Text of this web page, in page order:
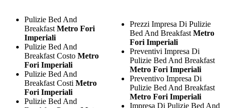
Pulizie Bed And
Breakfast Metro Fori
Imperiali
Pulizie Bed And
Breakfast Costo Metro
Fori Imperiali
Pulizie Bed And
Breakfast Costi Metro
Fori Imperiali
Pulizie Bed And
Prezzi Impresa Di Pulizie
Bed And Breakfast Metro
Fori Imperiali
Preventivi Impresa Di
Pulizie Bed And Breakfast
Metro Fori Imperiali
Preventivo Impresa Di
Pulizie Bed And Breakfast
Metro Fori Imperiali
Impresa Di Pulizie Bed And